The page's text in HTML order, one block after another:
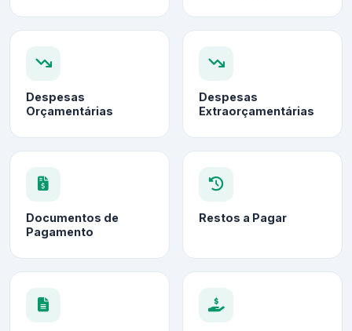
Despesas
Orçamentárias
Despesas
Extraorçamentárias
Documentos de
Pagamento
Restos a Pagar